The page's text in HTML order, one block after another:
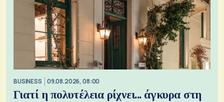
BUSINESS 09.08.2026, 08:00
Γιατί η πολυτέλεια ρίχνει... άγκυρα στη